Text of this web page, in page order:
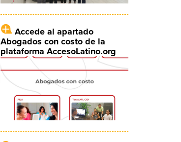
Accede al apartado
Abogados con costo de la
plataforma AccesoLatino.org